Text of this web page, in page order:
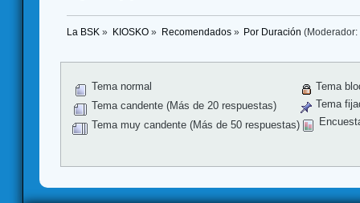
La BSK » KIOSKO» Recomendados» Por Duración (Moderador:
Tema normal
Tema candente (Más de 20 respuestas)
Tema muy candente (Más de 50 respuestas)
Tema
Tema